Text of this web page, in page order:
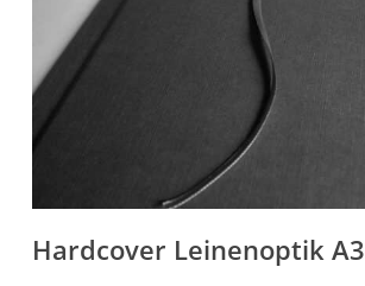
Hardcover Leinenoptik A3